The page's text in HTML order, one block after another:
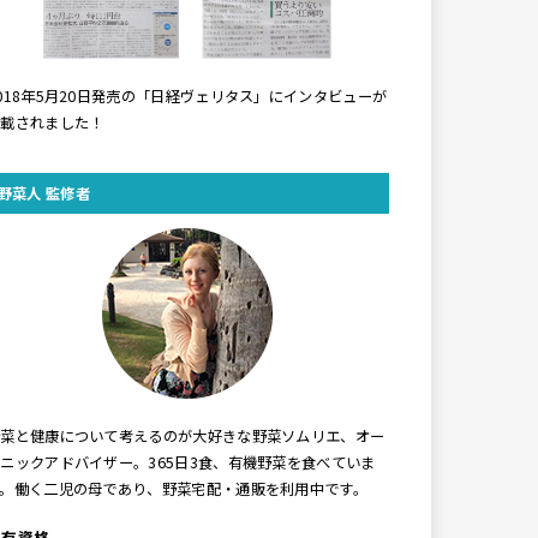
年5月20日発売の「日経ヴェリタス」にインタビューが
されました！
菜人 監修者
と健康について考えるのが大好きな野菜ソムリエ、オー
ックアドバイザー。365日3食、有機野菜を食べていま
働く二児の母であり、野菜宅配・通販を利用中です。